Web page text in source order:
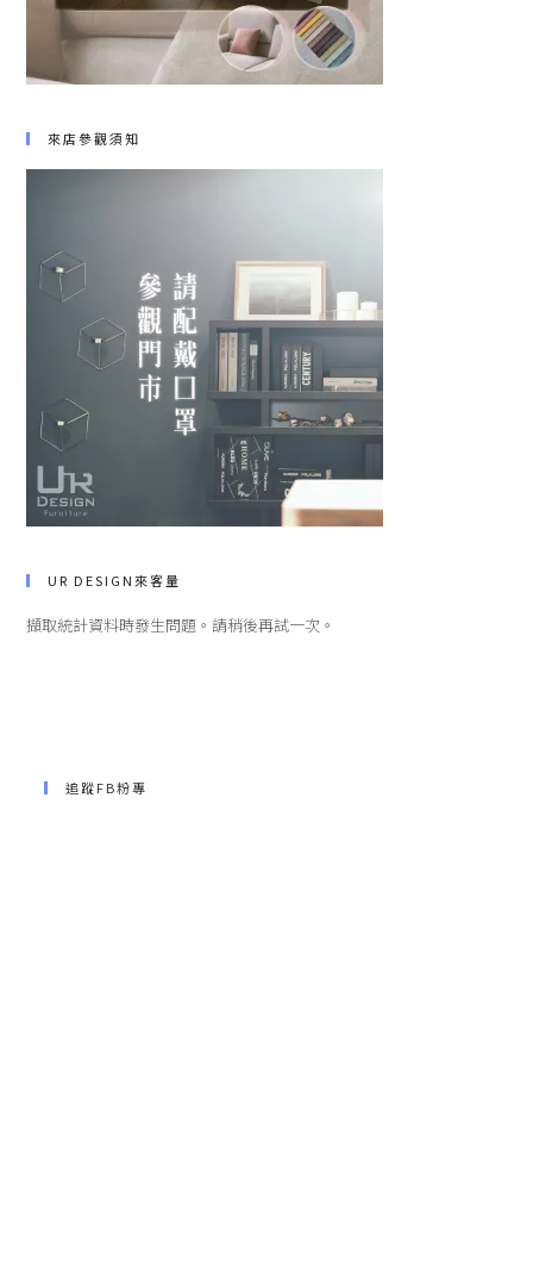
來店參觀須知
UR DESIGN來客量
擷取統計資料時發生問題。請稍後再試一次。
追蹤FB粉專